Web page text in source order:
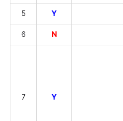
5 Y
6 N
7 Y